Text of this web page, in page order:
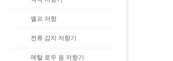
멜프 저항
전류 감지 저항기
메탈 로우 옴 저항기